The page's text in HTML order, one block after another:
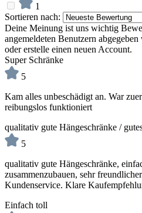
1
Sortieren nach:
Deine Meinung ist uns wichtig
angemeldeten Benutzern
oder erstelle einen neuen Account.
Super Schränke
5
Kam alles unbeschädigt an. War
reibungslos funktioniert
qualitativ gute Hängeschränke /
5
qualitativ gute Hängeschränke,
zusammenzubauen, sehr
Kundenservice. Klare
Einfach toll